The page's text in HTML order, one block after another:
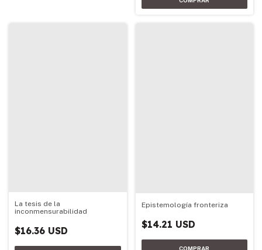
La tesis de la
inconmensurabilidad
$16.36 USD
Epistemología fronteriza
$14.21 USD